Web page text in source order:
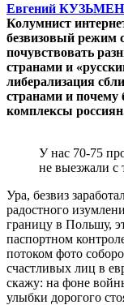
Евгений
Колумнист
безвизовый режим
почувствовать
странами и
либерализация
странами и почему
комплексы
У нас 70-75
не выезжали с
Ура, безвиз
радостного
границу в Польшу,
паспортном
потоком фото
счастливых лиц в
скажу: на фоне
улыбки дорогого